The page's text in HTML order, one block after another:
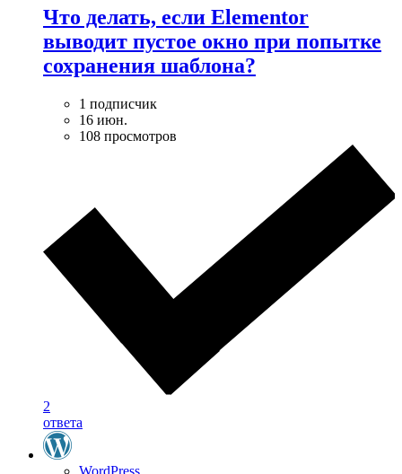
Что делать, если Elementor
выводит пустое окно при попытке
сохранения шаблона?
1 подписчик
16 июн.
108 просмотров
2
ответа
WordPress